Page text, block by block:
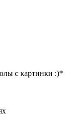
с картинки :)*